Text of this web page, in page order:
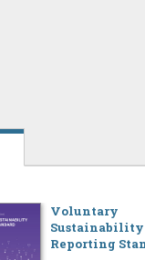
Voluntary
Sustainability
Reporting